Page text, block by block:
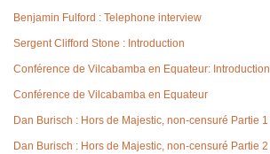
Benjamin Fulford : Telephone interview
Sergent Clifford Stone : Introduction
Conférence de Vilcabamba en Equateur: Introduction
Conférence de Vilcabamba en Equateur
Dan Burisch : Hors de Majestic, non-censuré Partie 1
Dan Burisch : Hors de Majestic, non-censuré Partie 2